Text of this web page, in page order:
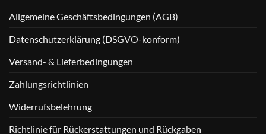
Allgemeine Geschäftsbedingungen (AGB)
Datenschutzerklärung (DSGVO-konform)
Versand- & Lieferbedingungen
Zahlungsrichtlinien
Widerrufsbelehrung
Richtlinie für Rückerstattungen und Rückgaben